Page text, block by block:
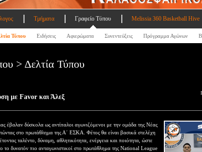
Τμήματα Γραφείο Τύπου Melissia 360 Basketball Hive
Τύπου Ειδήσεις Αφιερώματα Συνεντεύξεις Πρόγραμμα Αγώνων
> Δελτία Τύπου
με Favor και Άλεξ
έβαλαν δύσκολα ως αντίπαλοι αγωνιζόμενοι με την ομάδα της Νέας
στο πρωτάθλημα της Α΄ ΕΣΚΑ. Φέτος θα είναι βασικά στελέχη
ταλέντο, δύναμη, αθλητικότητα, ενέργεια και ποιότητα, ώστε
το δυνατόν πιο ανταγωνιστικοί στο πρωτάθλημα της National League